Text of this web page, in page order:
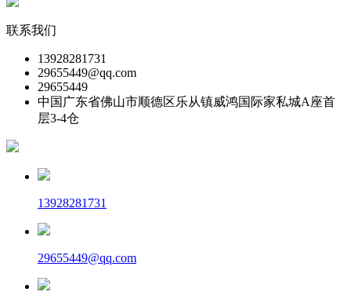
联系我们
13928281731
29655449@qq.com
29655449
中国广东省佛山市顺德区乐从镇威鸿国际家私城A座首
层3-4仓
13928281731
29655449@qq.com